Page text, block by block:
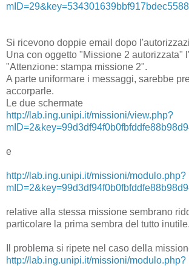
Si ricevono doppie email dopo
Una con oggetto "Missione 2 autorizzata"
"Attenzione: stampa missione 2".
A parte uniformare i messaggi, sarebbe
accorparle.
Le due schermate
http://lab.ing.unipi.it/missioni/view.php?
e
http://lab.ing.unipi.it/missioni/modulo.php?
relative alla stessa missione sembrano
particolare la prima sembra del tutto inutile.
Il problema si ripete nel caso della
http://lab.ing.unipi.it/missioni/modulo.php?